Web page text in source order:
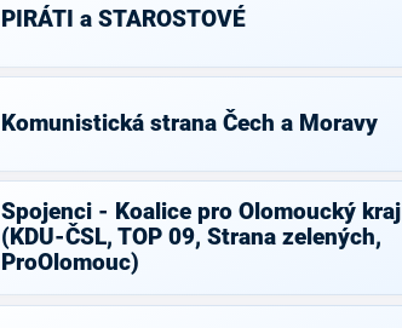
PIRÁTI a STAROSTOVÉ
Komunistická strana Čech a Moravy
Spojenci - Koalice pro Olomoucký kraj
(KDU-ČSL, TOP 09, Strana zelených,
ProOlomouc)